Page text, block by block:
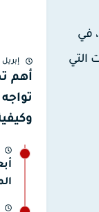
تتجه شركة مايكروسوفت نحو إثارة توقعات المستخدمين مع إعلانها الأخير حول إطلاق نظام التشغيل الجديد، ويندوز 9، في
التي
إبريل 26, 2026
أهم